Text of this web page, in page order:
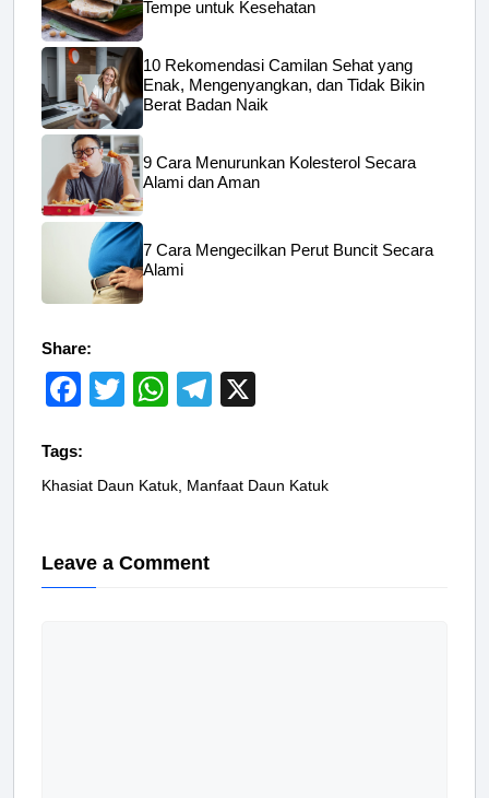
Tempe untuk Kesehatan
10 Rekomendasi Camilan Sehat yang
Enak, Mengenyangkan, dan Tidak Bikin
Berat Badan Naik
9 Cara Menurunkan Kolesterol Secara
Alami dan Aman
7 Cara Mengecilkan Perut Buncit Secara
Alami
Share:
F
c
e
o
o
T
er
W
s
p
T
gr
Tags:
Khasiat Daun Katuk Manfaat Daun Katuk
Leave a Comment